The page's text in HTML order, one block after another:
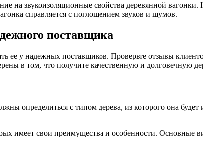
на звукоизоляционные свойства деревянной
справляется с поглощением звуков и шумов.
поставщика
ее у надежных поставщиков. Проверьте отзывы
в том, что получите качественную и долговечную
определиться с типом дерева, из которого она
имеет свои преимущества и особенности. Основные